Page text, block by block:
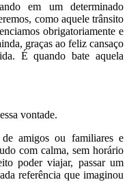
em um determinado
como aquele trânsito
obrigatoriamente e
graças ao feliz cansaço
É quando bate aquela
vontade.
amigos ou familiares e
com calma, sem horário
poder viajar, passar um
referência que imaginou